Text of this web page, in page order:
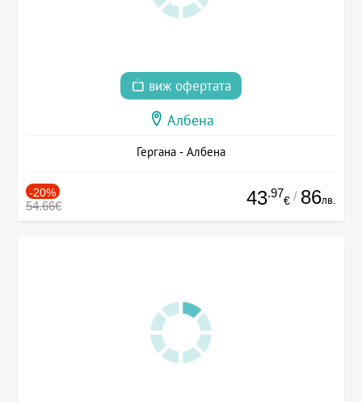
виж офертата
Албена
Гергана - Албена
-20%
54.66€ 43.97
€ / 86лв.